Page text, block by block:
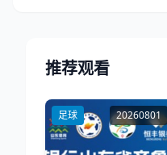
推荐观看
足球 20260801